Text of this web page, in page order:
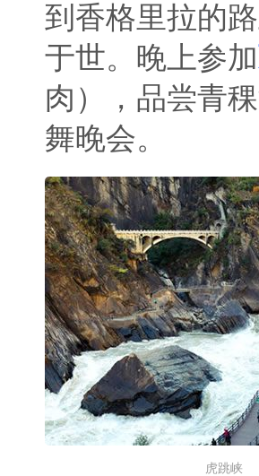
到香格里拉的
于世。晚上参加
肉），品尝青
舞晚会。
虎跳峡